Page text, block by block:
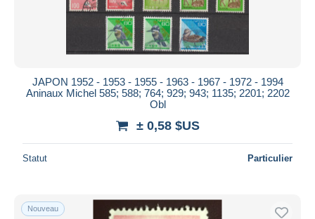
JAPON 1952 - 1953 - 1955 - 1963 - 1967 - 1972 - 1994
Aninaux Michel 585; 588; 764; 929; 943; 1135; 2201; 2202
Obl
± 0,58 $US
Statut Particulier
Nouveau